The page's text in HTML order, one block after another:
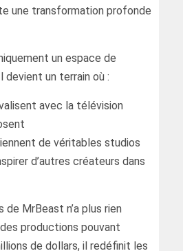
une transformation profonde
un espace de
devient un terrain où :
avec la télévision
de véritables studios
d’autres créateurs dans
MrBeast n’a plus rien
productions pouvant
de dollars, il redéfinit les